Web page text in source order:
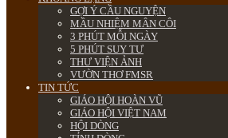
GỢI Ý CẦU NGUYỆN
MẦU NHIỆM MÂN CÔI
3 PHÚT MỖI NGÀY
5 PHÚT SUY TƯ
THƯ VIỆN ẢNH
VƯỜN THƠ FMSR
TIN TỨC
GIÁO HỘI HOÀN VŨ
GIÁO HỘI VIỆT NAM
HỘI DÒNG